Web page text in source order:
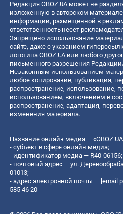
Редакция OBOZ.UA может не
изложенную в авторском
информации, размещенной в
ответственность несет
Запрещено использование
сайте, даже с указанием
логотипа OBOZ.UA или любого
письменного разрешения
Незаконным использованием
любое копирование, публикация,
распространение, использование,
использованием, включением в
распространение, адаптация,
изменения материала.
Название онлайн медиа —
- субъект в сфере онлайн медиа;
- идентификатор медиа — R40-06156;
- почтовый адрес — ул.
01013;
- адрес электронной почты — [email
585 46 20